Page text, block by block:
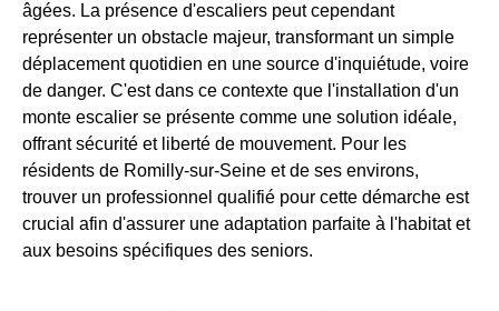
âgées. La présence d'escaliers peut cependant
représenter un obstacle majeur, transformant un simple
déplacement quotidien en une source d'inquiétude, voire
de danger. C'est dans ce contexte que l'installation d'un
monte escalier se présente comme une solution idéale,
offrant sécurité et liberté de mouvement. Pour les
résidents de Romilly-sur-Seine et de ses environs,
trouver un professionnel qualifié pour cette démarche est
crucial afin d'assurer une adaptation parfaite à l'habitat et
aux besoins spécifiques des seniors.